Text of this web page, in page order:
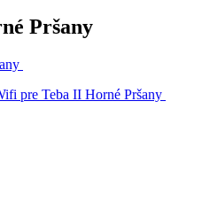
Pršany
pre Teba II Horné Pršany